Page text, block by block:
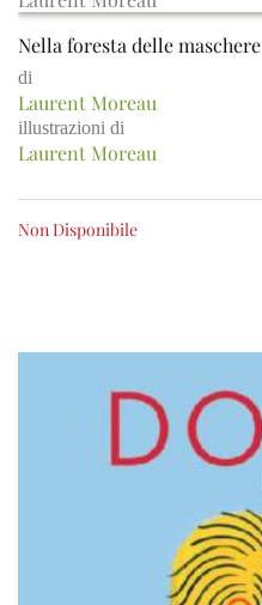
Nella foresta delle maschere
di
Laurent Moreau
illustrazioni di
Laurent Moreau
Non Disponibile